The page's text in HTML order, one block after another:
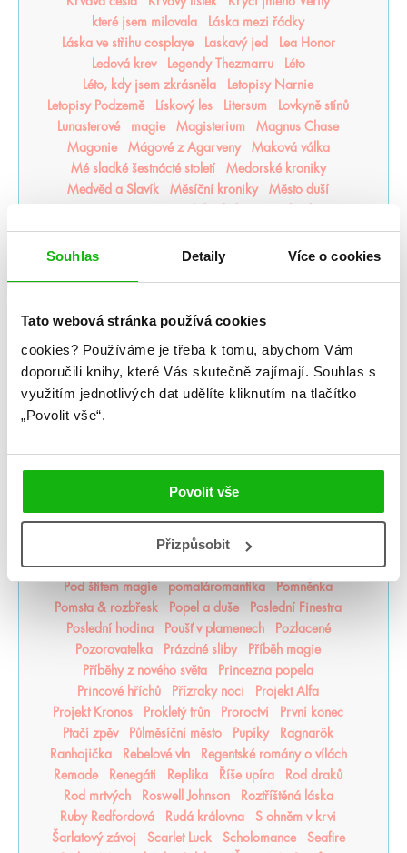
Souhlas Detaily Více o cookies
Tato webová stránka používá cookies
cookies? Používáme je třeba k tomu, abychom Vám
doporučili knihy, které Vás skutečně zajímají. Souhlas s
využitím jednotlivých dat udělíte kliknutím na tlačítko
„Povolit vše“.
Povolit vše
Přizpůsobit
které jsem milovala
Láska mezi řádky
Láska ve střihu cosplaye
Laskavý jed
Lea Honor
Ledová krev
Legendy Thezmarru
Léto
Léto, kdy jsem zkrásněla
Letopisy Narnie
Letopisy Podzemě
Lískový les Litersum
Lovkyně stínů
Lunasterové
magie Magisterium
Magnus Chase
Magonie
Mágové z Agarveny
Maková válka
Mé sladké šestnácté století
Medorské kroniky
Medvěd a Slavík
Měsíční kroniky
Město duší
Milosrdná vrána
mistr romantiky
Monstra z Verity
Moře inkoustu a zlata
Moře nálezů a ztrát
Mráz
Národní opruzení
Naše zakázané vášně
Nejjasnější hvězdy
nejpo
Nejtemnější část lesa
Někdo jako ty
Neřádi Nespoutaný chaos
Never After
Nevítaní
Nezdolná Nikdynoc Nikdyuš
Noční partie
Nocte
Pád zkázy a hněvu
Pamatuj na smrt
Panovo znamení
Panův tajemný odkaz
Pasažérka
Pěškopisy
Phobos Píseň zimy
Plující svět
Pod štítem magie
pomaláromantika
Pomněnka
Pomsta & rozbřesk
Popel a duše
Poslední Finestra
Poslední hodina
Poušť v plamenech
Pozlacené
Pozorovatelka
Prázdné sliby
Příběh magie
Příběhy z nového světa
Princezna popela
Princové hříchů
Přízraky noci
Projekt Alfa
Projekt Kronos
Prokletý trůn Proroctví
První konec
Ptačí zpěv
Půlměsíční město Pupíky
Ragnarök
Ranhojička
Rebelové vln
Regentské romány o vílách
Remade
Renegáti Replika Říše upíra
Rod draků
Rod mrtvých
Roswell Johnson
Roztříštěná láska
Ruby Redfordová
Rudá královna
S ohněm v krvi
Šarlatový závoj
Scarlet Luck Scholomance
Seafire